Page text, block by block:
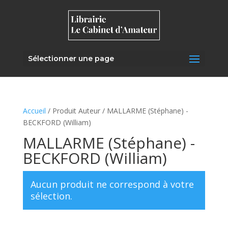
Sélectionner une page
Accueil / Produit Auteur / MALLARME (Stéphane) -
BECKFORD (William)
MALLARME (Stéphane) -
BECKFORD (William)
Aucun produit ne correspond à votre
sélection.